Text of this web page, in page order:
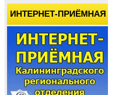
ИНТЕРНЕТ-ПРИЁМНАЯ